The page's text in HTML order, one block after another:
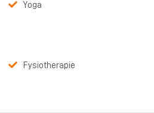
Yoga
Fysiotherapie